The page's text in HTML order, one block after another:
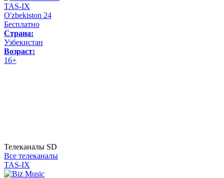
TAS-IX
O'zbekiston 24
Бесплатно
Страна:
Узбекистан
Возраст:
16+
Телеканалы SD
Все телеканалы
TAS-IX